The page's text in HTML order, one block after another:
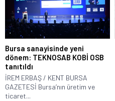
Bursa sanayisinde yeni
dönem: TEKNOSAB KOBİ OSB
tanıtıldı
İREM ERBAŞ / KENT BURSA
GAZETESİ Bursa’nın üretim ve
ticaret...